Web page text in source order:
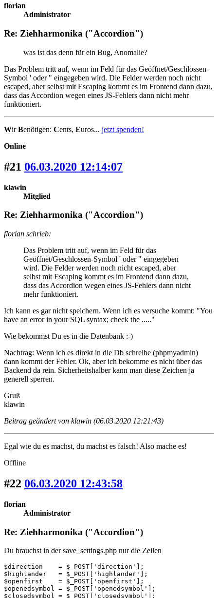
florian
Administrator
Re: Ziehharmonika ("Accordion")
was ist das denn für ein Bug, Anomalie?
Das Problem tritt auf, wenn im Feld für das Geöffnet/Geschlossen-
Symbol ' oder " eingegeben wird. Die Felder werden noch nicht
escaped, aber selbst mit Escaping kommt es im Frontend dann dazu,
dass das Accordion wegen eines JS-Fehlers dann nicht mehr
funktioniert.
WirBenötigen: Cents, Euros... jetzt spenden!
Online
#21 06.03.2020 12:14:07
klawin
Mitglied
Re: Ziehharmonika ("Accordion")
florian schrieb:
Das Problem tritt auf, wenn im Feld für das
Geöffnet/Geschlossen-Symbol ' oder " eingegeben
wird. Die Felder werden noch nicht escaped, aber
selbst mit Escaping kommt es im Frontend dann dazu,
dass das Accordion wegen eines JS-Fehlers dann nicht
mehr funktioniert.
Ich kann es gar nicht speichern. Wenn ich es versuche kommt: "You
have an error in your SQL syntax; check the ....."
Wie bekommst Du es in die Datenbank :-)
Nachtrag: Wenn ich es direkt in die Db schreibe (phpmyadmin)
dann kommt der Fehler. Ok, aber ich bekomme es nicht über das
Backend da rein. Sicherheitshalber kann man diese Zeichen ja
generell sperren.
Gruß
klawin
Beitrag geändert von klawin (06.03.2020 12:21:43)
Egal wie du es machst, du machst es falsch! Also mache es!
Offline
#22 06.03.2020 12:43:58
florian
Administrator
Re: Ziehharmonika ("Accordion")
Du brauchst in der save_settings.php nur die Zeilen
$direction    = $_POST['direction'];
$highlander   = $_POST['highlander'];
$openfirst    = $_POST['openfirst'];
$openedsymbol = $_POST['openedsymbol'];
$closedsymbol = $_POST['closedsymbol'];